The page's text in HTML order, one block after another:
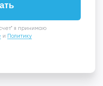
я принимаю
и Политику